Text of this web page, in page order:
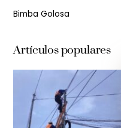
Bimba Golosa
Artículos populares